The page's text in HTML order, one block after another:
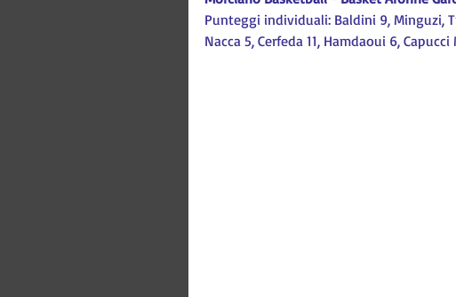
Punteggi individuali: Baldini 9, Minguzi,
Nacca 5, Cerfeda 11, Hamdaoui 6, Capucci